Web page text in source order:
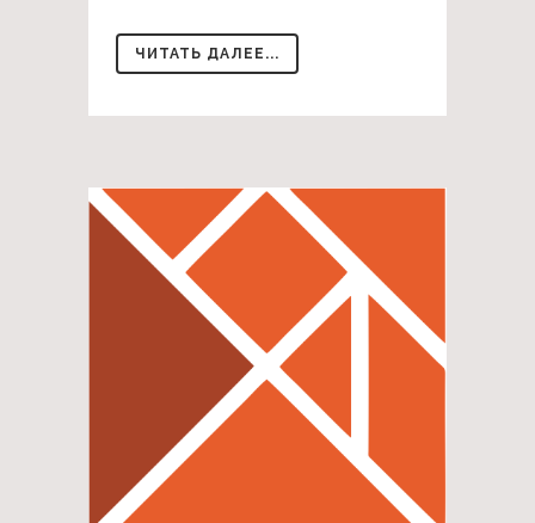
ЧИТАТЬ ДАЛЕЕ...